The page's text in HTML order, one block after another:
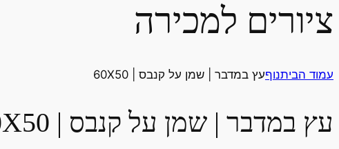
ציורים למכירה
עמוד הביתנוףעץ במדבר | שמן על קנבס | 60X50
עץ במדבר | שמן על קנבס | 60X50